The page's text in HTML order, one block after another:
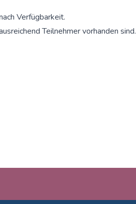
Verfügbarkeit.
Teilnehmer vorhanden sind.